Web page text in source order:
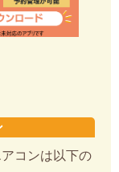
コンは以下の